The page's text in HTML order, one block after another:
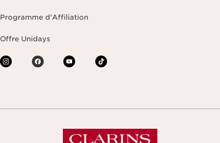
Programme d'Affiliation
Offre Unidays